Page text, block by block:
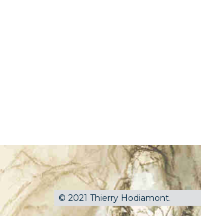
© 2021 Thierry Hodiamont.